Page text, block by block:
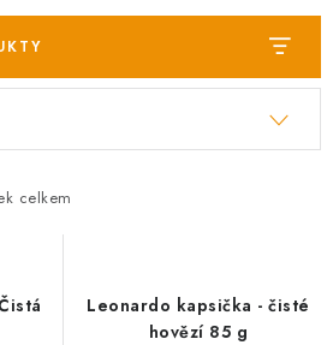
zpracování osobních údajů
celkem
Leonardo kapsička - čisté
hovězí 85 g